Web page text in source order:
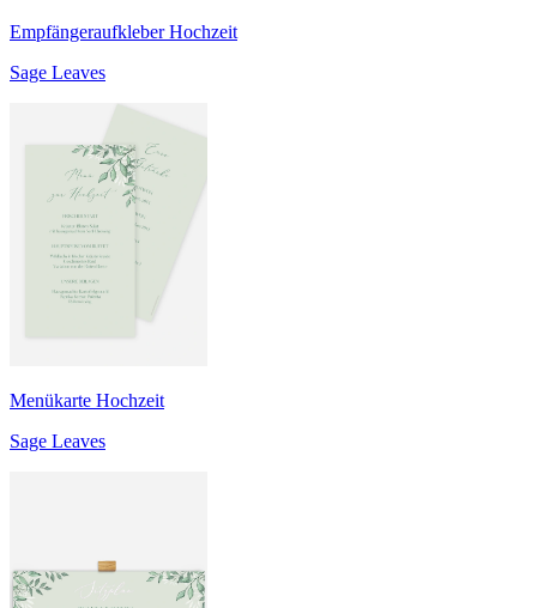
Empfängeraufkleber Hochzeit
Sage Leaves
Menükarte Hochzeit
Sage Leaves